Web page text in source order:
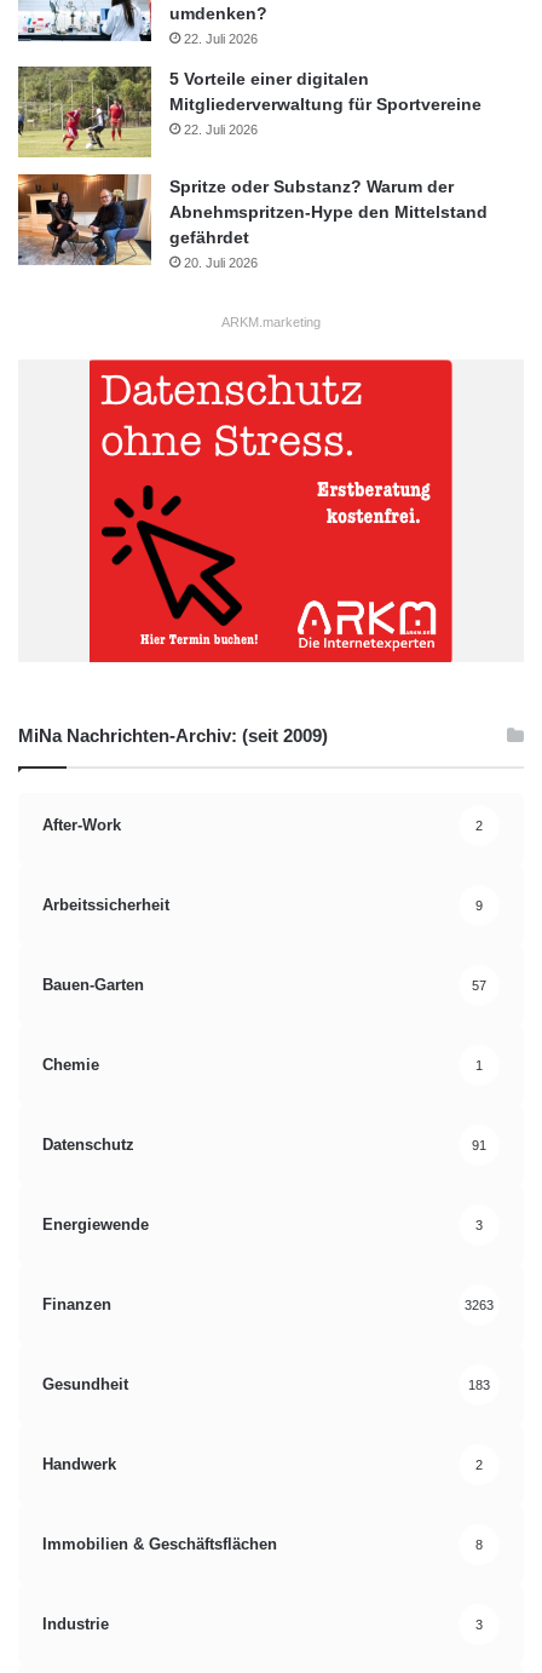
umdenken?
22. Juli 2026
5 Vorteile einer digitalen
Mitgliederverwaltung für Sportvereine
22. Juli 2026
Spritze oder Substanz? Warum der
Abnehmspritzen-Hype den Mittelstand
gefährdet
20. Juli 2026
ARKM.marketing
MiNa Nachrichten-Archiv: (seit 2009)
After-Work 2
Arbeitssicherheit 9
Bauen-Garten 57
Chemie 1
Datenschutz 91
Energiewende 3
Finanzen 3263
Gesundheit 183
Handwerk 2
Immobilien & Geschäftsflächen 8
Industrie 3